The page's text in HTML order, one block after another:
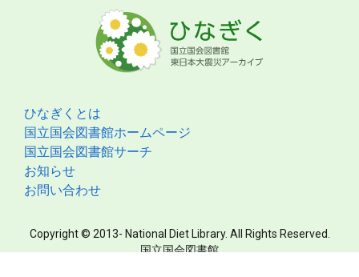
ひなぎくとは
国立国会図書館ホームページ
国立国会図書館サーチ
お知らせ
お問い合わせ
Copyright © 2013- National Diet Library. All Rights Reserved.